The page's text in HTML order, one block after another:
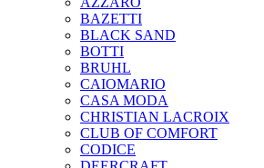
BAZETTI
BLACK SAND
BOTTI
BRUHL
CAIOMARIO
CASA MODA
CHRISTIAN LACROIX
CLUB OF COMFORT
CODICE